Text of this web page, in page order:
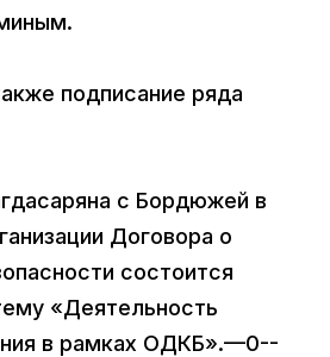
подписание ряда
с Бордюжей в
Договора о
состоится
«Деятельность
в рамках ОДКБ».—0--